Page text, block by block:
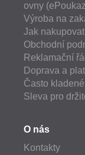
ovny
Výroba na
Jak nakupovat
Obchodní
Reklamační
Doprava a
Často
Sleva pro
O nás
Kontakty